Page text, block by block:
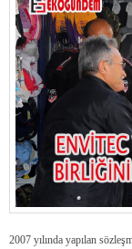
2007 yılında yapılan